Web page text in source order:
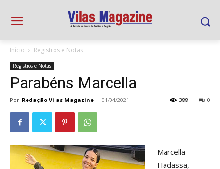
Início Registros e Notas
Registros e Notas
Parabéns Marcella
Por Redação Vilas Magazine - 01/04/2021 0
388
Marcella
Hadassa,